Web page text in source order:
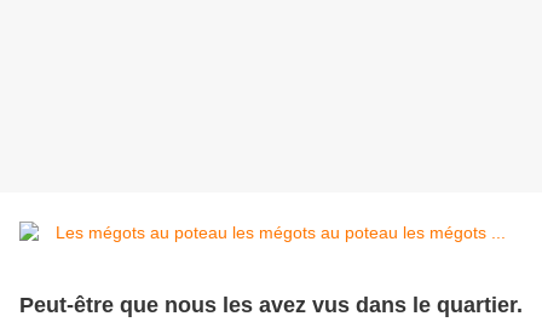
Peut-être que nous les avez vus dans le quartier.